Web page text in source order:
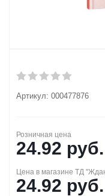
Артикул: 000477876
Розничная цена
24.92 руб.
Цена в магазине ТД
24.92 руб.